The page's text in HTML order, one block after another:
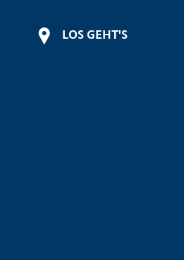
LOS GEHT'S